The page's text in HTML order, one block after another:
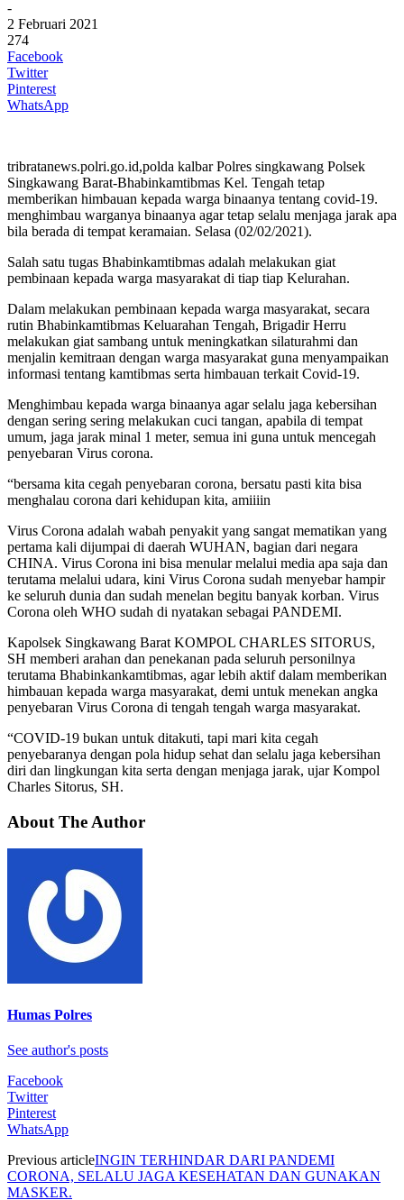
-
2 Februari 2021
274
Facebook
Twitter
Pinterest
WhatsApp
tribratanews.polri.go.id,polda kalbar Polres singkawang Polsek
Singkawang Barat-Bhabinkamtibmas Kel. Tengah tetap
memberikan himbauan kepada warga binaanya tentang covid-19.
menghimbau warganya binaanya agar tetap selalu menjaga jarak apa
bila berada di tempat keramaian. Selasa (02/02/2021).
Salah satu tugas Bhabinkamtibmas adalah melakukan giat
pembinaan kepada warga masyarakat di tiap tiap Kelurahan.
Dalam melakukan pembinaan kepada warga masyarakat, secara
rutin Bhabinkamtibmas Keluarahan Tengah, Brigadir Herru
melakukan giat sambang untuk meningkatkan silaturahmi dan
menjalin kemitraan dengan warga masyarakat guna menyampaikan
informasi tentang kamtibmas serta himbauan terkait Covid-19.
Menghimbau kepada warga binaanya agar selalu jaga kebersihan
dengan sering sering melakukan cuci tangan, apabila di tempat
umum, jaga jarak minal 1 meter, semua ini guna untuk mencegah
penyebaran Virus corona.
“bersama kita cegah penyebaran corona, bersatu pasti kita bisa
menghalau corona dari kehidupan kita, amiiiin
Virus Corona adalah wabah penyakit yang sangat mematikan yang
pertama kali dijumpai di daerah WUHAN, bagian dari negara
CHINA. Virus Corona ini bisa menular melalui media apa saja dan
terutama melalui udara, kini Virus Corona sudah menyebar hampir
ke seluruh dunia dan sudah menelan begitu banyak korban. Virus
Corona oleh WHO sudah di nyatakan sebagai PANDEMI.
Kapolsek Singkawang Barat KOMPOL CHARLES SITORUS,
SH memberi arahan dan penekanan pada seluruh personilnya
terutama Bhabinkankamtibmas, agar lebih aktif dalam memberikan
himbauan kepada warga masyarakat, demi untuk menekan angka
penyebaran Virus Corona di tengah tengah warga masyarakat.
“COVID-19 bukan untuk ditakuti, tapi mari kita cegah
penyebaranya dengan pola hidup sehat dan selalu jaga kebersihan
diri dan lingkungan kita serta dengan menjaga jarak, ujar Kompol
Charles Sitorus, SH.
About The Author
Humas Polres
See author's posts
Facebook
Twitter
Pinterest
WhatsApp
Previous articleINGIN TERHINDAR DARI PANDEMI
CORONA, SELALU JAGA KESEHATAN DAN GUNAKAN
MASKER.